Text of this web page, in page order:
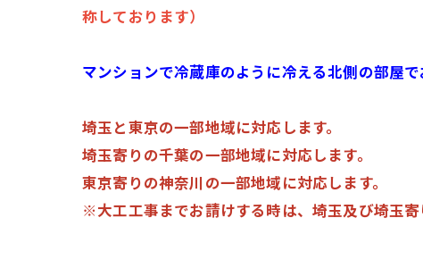
称しております）
マンションで冷蔵庫のように冷える北側の部屋
埼玉と東京の一部地域に対応します。
埼玉寄りの千葉の一部地域に対応します。
東京寄りの神奈川の一部地域に対応します。
※大工工事までお請けする時は、埼玉及び埼玉寄